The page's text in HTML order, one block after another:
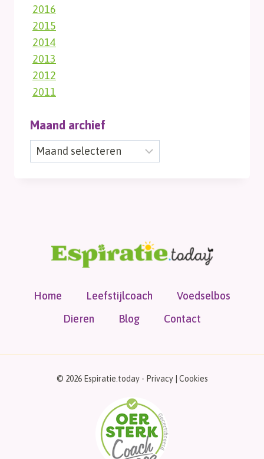
2016
2015
2014
2013
2012
2011
Maand archief
Maand
archief
Home Leefstijlcoach
Voedselbos
Dieren
Blog Contact
© 2026 Espiratie.today - Privacy| Cookies